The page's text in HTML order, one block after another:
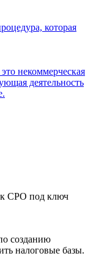
которая
некоммерческая
деятельность
СРО под ключ
созданию
налоговые базы.